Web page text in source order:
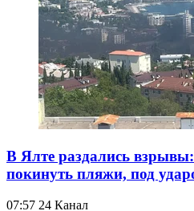
В Ялте раздались
покинуть пляжи, под
07:57 24 Канал